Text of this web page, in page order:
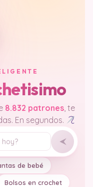
8.832 patrones, te
En segundos.
de bebé
Bolsos en crochet